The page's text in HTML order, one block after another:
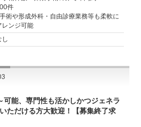
件
術や形成外科・自由診療業務等も柔軟に
レンジ可能
し
可能、専門性も活かしかつジェネラ
ただける方大歓迎！【募集終了求